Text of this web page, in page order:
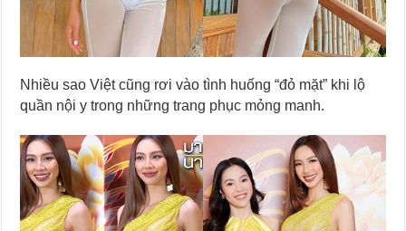
Nhiều sao Việt cũng rơi vào tình huống “đỏ mặt” khi lộ
quần nội y trong những trang phục mỏng manh.